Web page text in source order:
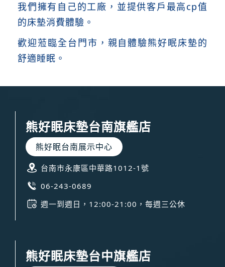
我們擁有自己的工廠，並提供客戶最高cp值
的床墊消費體驗。
歡迎蒞臨全台門市，親自體驗熊好眠床墊的
舒適睡眠。
熊好眠床墊台南旗艦店
熊好眠台南展示中心
台南市永康區中華路1012-1號
06-243-0689
週一到週日，12:00-21:00，每週三公休
熊好眠床墊台中旗艦店